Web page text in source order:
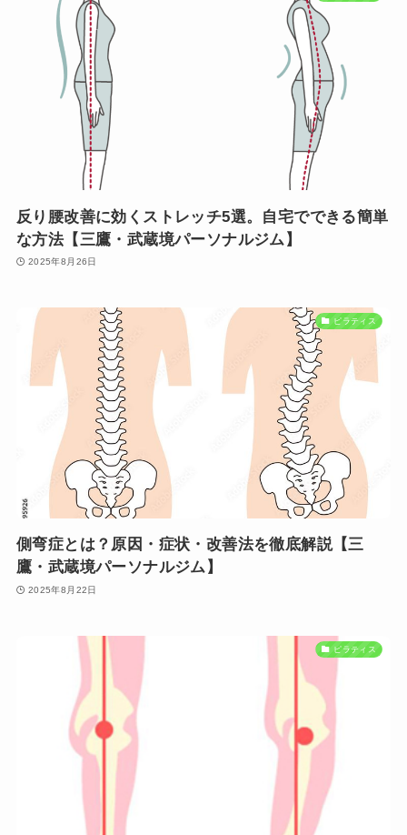
反り腰改善に効くストレッチ5選。自宅でできる簡単
な方法【三鷹・武蔵境パーソナルジム】
2025年8月26日
ピラティス
側弯症とは？原因・症状・改善法を徹底解説【三
鷹・武蔵境パーソナルジム】
2025年8月22日
ピラティス